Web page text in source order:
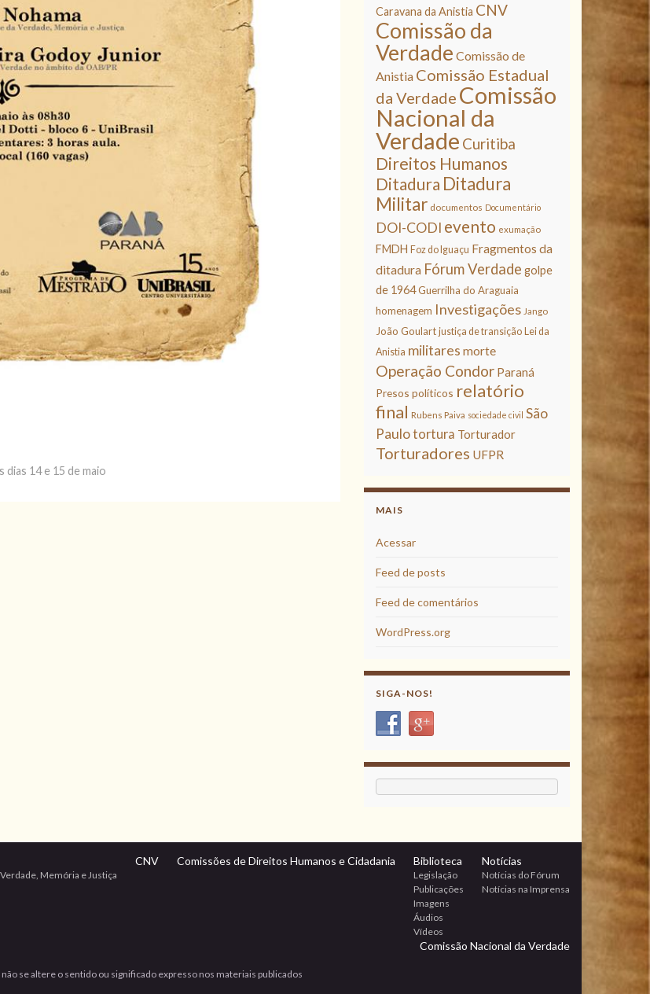
14 e 15 de maio
Caravana da Anistia CNV
Comissão da
Verdade Comissão de
Anistia Comissão Estadual
da Verdade Comissão
Nacional da
Verdade Curitiba
Direitos Humanos
Ditadura Ditadura
Militar documentos Documentário
DOI-CODI evento exumação
FMDH Foz do Iguaçu Fragmentos da
ditadura Fórum Verdade golpe
de 1964 Guerrilha do Araguaia
homenagem Investigações Jango
João Goulart justiça de transição Lei da
Anistia militares morte
Operação Condor Paraná
Presos políticos relatório
final Rubens Paiva sociedade civil São
Paulotortura Torturador
Torturadores UFPR
MAIS
Acessar
Feed de posts
Feed de comentários
WordPress.org
SIGA-NOS!
Memória e Justiça
CNV Comissões de Direitos Humanos e Cidadania Biblioteca
Legislação
Publicações
Imagens
Áudios
Vídeos
Notícias
Notícias do Fórum
Notícias na Imprensa
Comissão Nacional da Verdade
se altere o sentido ou significado expresso nos materiais publicados